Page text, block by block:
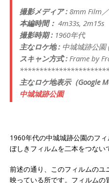
撮影メディア : 8mm Film
本編時間： 4m33s, 2m15s
撮影時期 : 1960年代
主なロケ地 : 中城城跡公園
スキャン方式 : Frame by
主なロケ地表示（Google
中城城跡公園
1960年代の中城城跡公園のフ
ぼしきフィルムを二本をつない
前述の通り、このフィルムの
映っている所です。フィルム